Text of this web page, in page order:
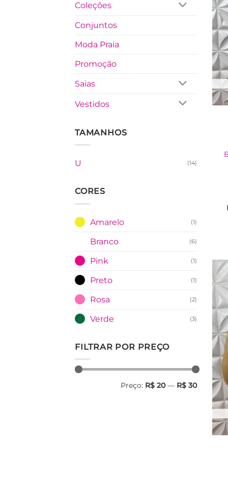
Coleções
Conjuntos
Moda Praia
Promoção
Saias
Vestidos
TAMANHOS
U (14)
CORES
Amarelo (1)
Branco (6)
Pink (1)
Preto (1)
Rosa (2)
Verde (3)
FILTRAR POR PREÇO
Preço: R$ 20— R$ 30